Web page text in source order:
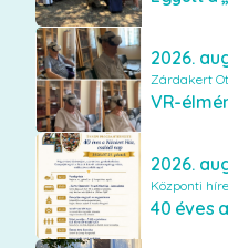
2026.
Zárdakert
VR-
2026.
Központi